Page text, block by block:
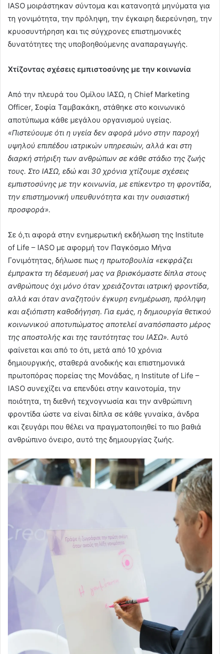
IASO μοιράστηκαν σύντομα και κατανοητά μηνύματα για
τη γονιμότητα, την πρόληψη, την έγκαιρη διερεύνηση, την
κρυοσυντήρηση και τις σύγχρονες επιστημονικές
δυνατότητες της υποβοηθούμενης αναπαραγωγής.
Χτίζοντας σχέσεις εμπιστοσύνης με την κοινωνία
Από την πλευρά του Ομίλου ΙΑΣΩ, η Chief Marketing
Officer, Σοφία Ταμβακάκη, στάθηκε στο κοινωνικό
αποτύπωμα κάθε μεγάλου οργανισμού υγείας.
«Πιστεύουμε ότι η υγεία δεν αφορά μόνο στην παροχή
υψηλού επιπέδου ιατρικών υπηρεσιών, αλλά και στη
διαρκή στήριξη των ανθρώπων σε κάθε στάδιο της ζωής
τους. Στο ΙΑΣΩ, εδώ και 30 χρόνια χτίζουμε σχέσεις
εμπιστοσύνης με την κοινωνία, με επίκεντρο τη φροντίδα,
την επιστημονική υπευθυνότητα και την ουσιαστική
προσφορά».
Σε ό,τι αφορά στην ενημερωτική εκδήλωση της Institute
of Life – IASO με αφορμή τον Παγκόσμιο Μήνα
Γονιμότητας, δήλωσε πως η πρωτοβουλία «εκφράζει
έμπρακτα τη δέσμευσή μας να βρισκόμαστε δίπλα στους
ανθρώπους όχι μόνο όταν χρειάζονται ιατρική φροντίδα,
αλλά και όταν αναζητούν έγκυρη ενημέρωση, πρόληψη
και αξιόπιστη καθοδήγηση. Για εμάς, η δημιουργία θετικού
κοινωνικού αποτυπώματος αποτελεί αναπόσπαστο μέρος
της αποστολής και της ταυτότητας του ΙΑΣΩ». Αυτό
φαίνεται και από το ότι, μετά από 10 χρόνια
δημιουργικής, σταθερά ανοδικής και επιστημονικά
πρωτοπόρας πορείας της Μονάδας, η Institute of Life –
IASO συνεχίζει να επενδύει στην καινοτομία, την
ποιότητα, τη διεθνή τεχνογνωσία και την ανθρώπινη
φροντίδα ώστε να είναι δίπλα σε κάθε γυναίκα, άνδρα
και ζευγάρι που θέλει να πραγματοποιηθεί το πιο βαθιά
ανθρώπινο όνειρο, αυτό της δημιουργίας ζωής.